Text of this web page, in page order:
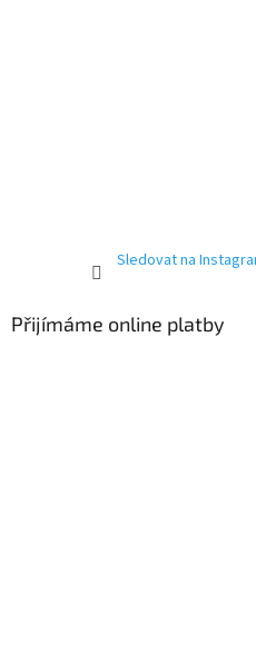
Sledovat na
Přijímáme online platby